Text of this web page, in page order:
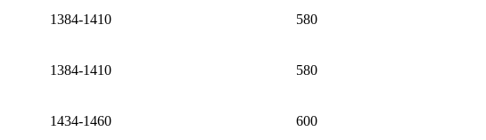
1384-1410 580
1384-1410 580
1434-1460 600